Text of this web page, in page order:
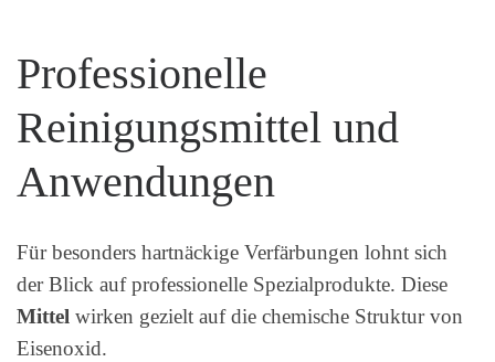
Professionelle
Reinigungsmittel und
Anwendungen
Für besonders hartnäckige Verfärbungen lohnt sich
der Blick auf professionelle Spezialprodukte. Diese
Mittel wirken gezielt auf die chemische Struktur von
Eisenoxid.